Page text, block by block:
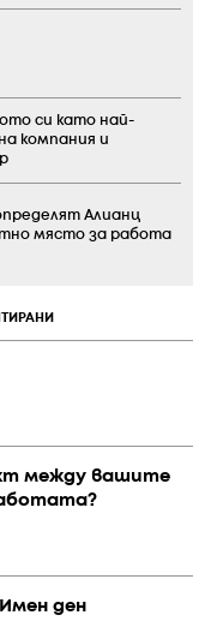
между вашите
ден
си като най-
компания и
Алианц
място за работа